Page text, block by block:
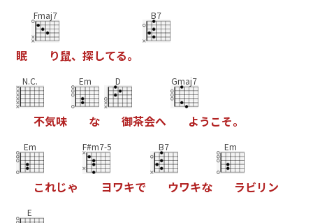
眠
Fmaj7
り鼠、 探してる。
B7
N.C.
不気味
Em
な
D
御茶会へ
Gmaj7
よう こそ。
Em
これじゃ
F#m7-5
ヨワキで
B7
ウワキな
Em
ラビリ ン
E